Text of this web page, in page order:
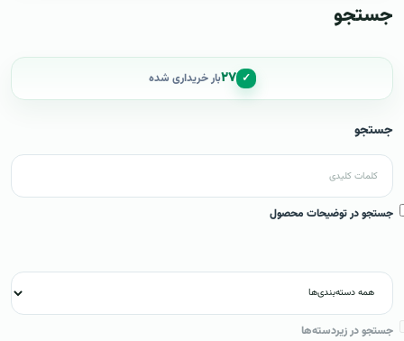
جستجو
✓ ۲۷بار خریداری شده
جستجو
جستجو در توضیحات محصول
جستجو در زیردسته‌ها